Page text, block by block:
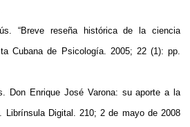
“Breve reseña histórica de la ciencia
Cubana de Psicología. 2005; 22 (1): pp.
Don Enrique José Varona: su aporte a la
Librínsula Digital. 210; 2 de mayo de 2008